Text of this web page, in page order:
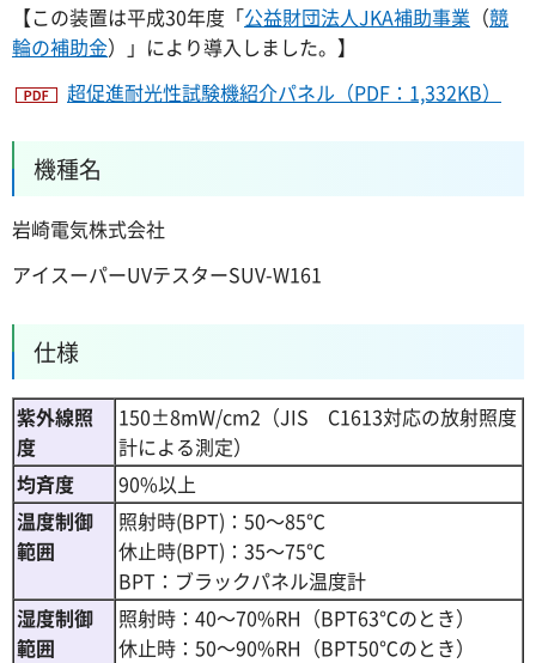
【この装置は平成30年度「公益財団法人JKA補助事業 （競
輪の補助金）」により導入しました。】
超促進耐光性試験機紹介パネル（PDF：1,332KB）
機種名
岩崎電気株式会社
アイスーパーUVテスターSUV-W161
仕様
紫外線照
度
150±8mW/cm2（JIS C1613対応の放射照度
計による測定）
均斉度
90%以上
温度制御
範囲
照射時(BPT)：50～85℃
休止時(BPT)：35～75℃
BPT：ブラックパネル温度計
湿度制御
範囲
照射時：40～70%RH（BPT63℃のとき）
休止時：50～90%RH（BPT50℃のとき）